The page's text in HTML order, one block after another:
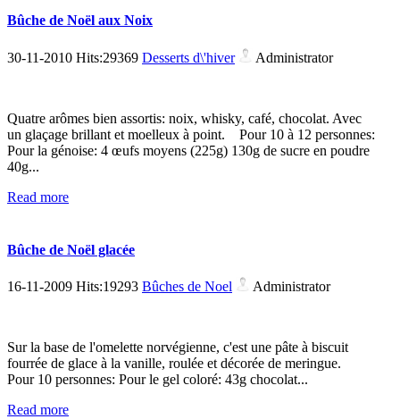
Bûche de Noël aux Noix
30-11-2010 Hits:29369 Desserts d\'hiver Administrator
Quatre arômes bien assortis: noix, whisky, café, chocolat. Avec
un glaçage brillant et moelleux à point. Pour 10 à 12 personnes:
Pour la génoise: 4 œufs moyens (225g) 130g de sucre en poudre
40g...
Read more
Bûche de Noël glacée
16-11-2009 Hits:19293 Bûches de Noel Administrator
Sur la base de l'omelette norvégienne, c'est une pâte à biscuit
fourrée de glace à la vanille, roulée et décorée de meringue.
Pour 10 personnes: Pour le gel coloré: 43g chocolat...
Read more